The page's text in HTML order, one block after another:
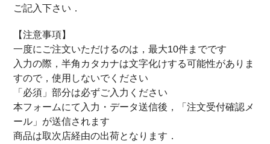
ご記入下さい．
【注意事項】
一度にご注文いただけるのは，最大10件までです
入力の際，半角カタカナは文字化けする可能性がありま
すので，使用しないでください
「必須」部分は必ずご入力ください
本フォームにて入力・データ送信後，「注文受付確認メ
ール」が送信されます
商品は取次店経由の出荷となります．